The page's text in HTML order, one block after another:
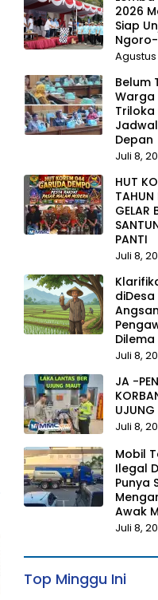
2026
Siap
Belum
Warga
Triloka
Depan
Juli 8,
HUT
GELAR
PANTI
Juli 8,
diDesa
Juli 8,
JA -
UJUNG
Juli 8,
Mobil
Ilegal
Punya
Awak
Juli 8,
Top Minggu Ini